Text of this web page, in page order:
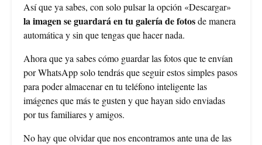
Así que ya sabes, con solo pulsar la opción «Descargar»
la imagen se guardará en tu galería de fotosde manera
automática y sin que tengas que hacer nada.
Ahora que ya sabes cómo guardar las fotos que te envían
por WhatsApp solo tendrás que seguir estos simples pasos
para poder almacenar en tu teléfono inteligente las
imágenes que más te gusten y que hayan sido enviadas
por tus familiares y amigos.
No hay que olvidar que nos encontramos ante una de las